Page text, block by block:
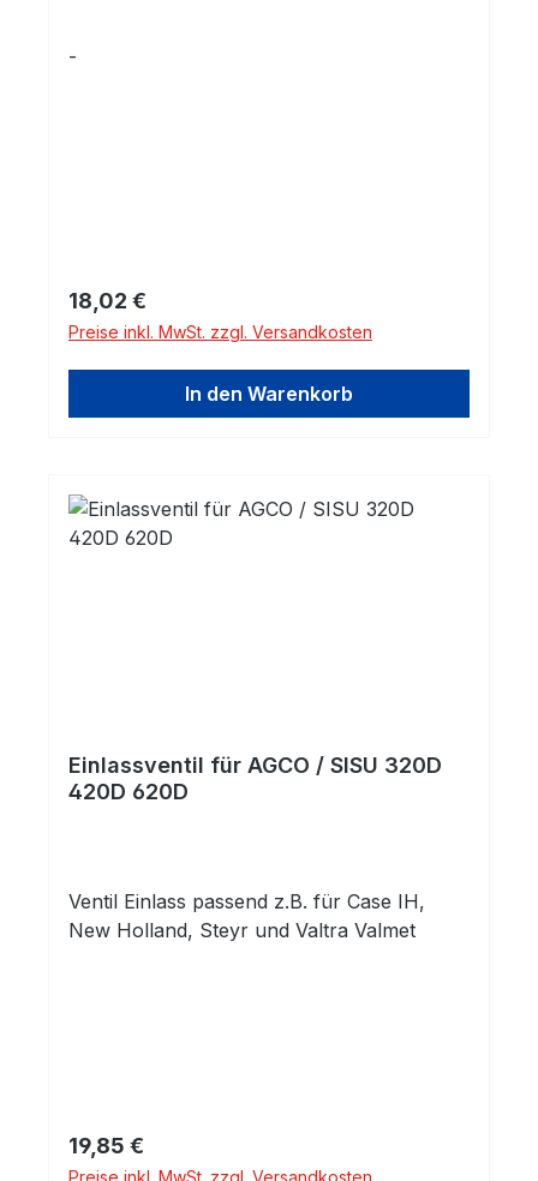
-
Regulärer Preis:
18,02 €
Preise inkl. MwSt. zzgl. Versandkosten
In den Warenkorb
Einlassventil für AGCO / SISU 320D
420D 620D
Ventil Einlass passend z.B. für Case IH,
New Holland, Steyr und Valtra Valmet
Regulärer Preis:
19,85 €
Preise inkl. MwSt. zzgl. Versandkosten